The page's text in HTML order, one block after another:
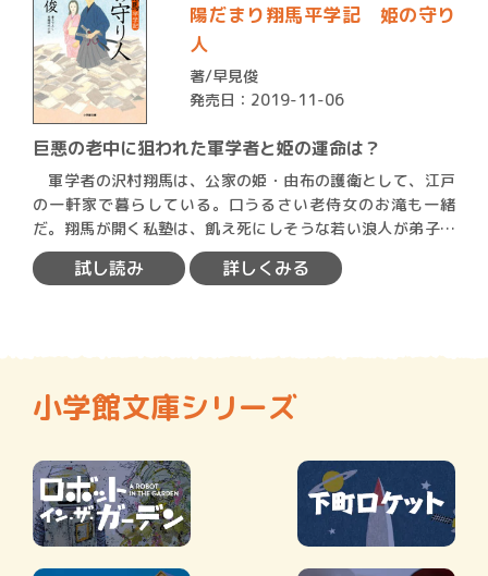
陽だまり翔馬平学記 姫の守り
人
著/早見俊
発売日：2019-11-06
巨悪の老中に狙われた軍学者と姫の運命は？
軍学者の沢村翔馬は、公家の姫・由布の護衛として、江戸
の一軒家で暮らしている。口うるさい老侍女のお滝も一緒
だ。翔馬が開く私塾は、飢え死にしそうな若い浪人が弟子入
りしたり、…
試し読み 詳しくみる
小学館文庫シリーズ